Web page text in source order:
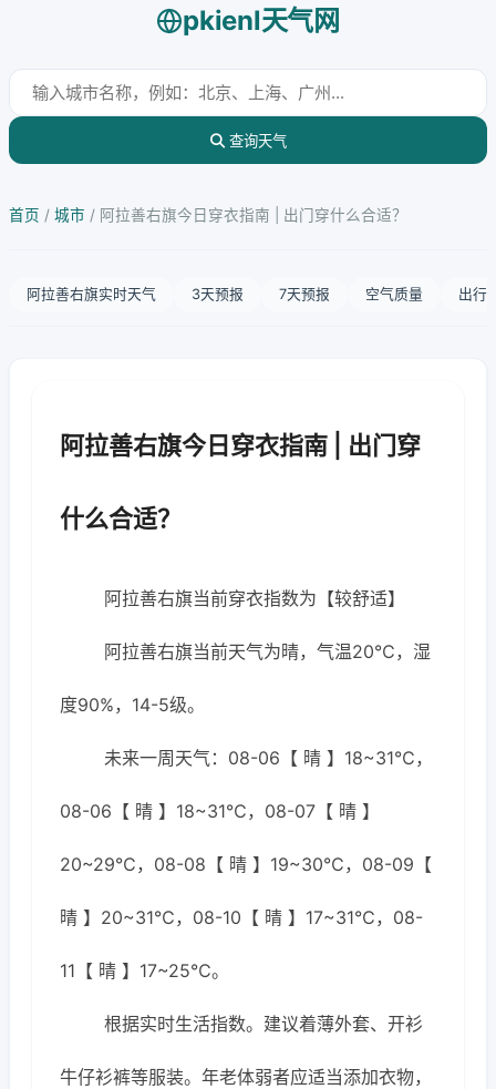
pkienl天气网
查询天气
首页 / 城市 / 阿拉善右旗今日穿衣指南 | 出门穿什么合适？
阿拉善右旗实时天气 3天预报 7天预报 空气质量 出行
阿拉善右旗今日穿衣指南 | 出门穿
什么合适？
阿拉善右旗当前穿衣指数为【较舒适】
阿拉善右旗当前天气为晴，气温20℃，湿
度90%，14-5级。
未来一周天气：08-06【 晴 】18~31℃，
08-06【 晴 】18~31℃，08-07【 晴 】
20~29℃，08-08【 晴 】19~30℃，08-09【
晴 】20~31℃，08-10【 晴 】17~31℃，08-
11【 晴 】17~25℃。
根据实时生活指数。建议着薄外套、开衫
牛仔衫裤等服装。年老体弱者应适当添加衣物，